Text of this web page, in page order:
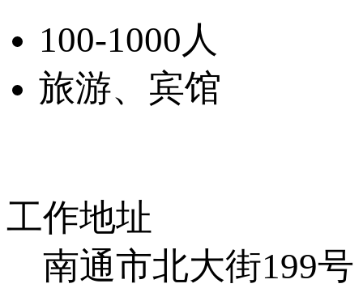
100-1000人
旅游、宾馆
工作地址
南通市北大街199号